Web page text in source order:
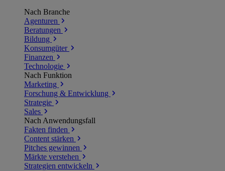
Nach Branche
Agenturen
Beratungen
Bildung
Konsumgüter
Finanzen
Technologie
Nach Funktion
Marketing
Forschung & Entwicklung
Strategie
Sales
Nach Anwendungsfall
Fakten finden
Content stärken
Pitches gewinnen
Märkte verstehen
Strategien entwickeln